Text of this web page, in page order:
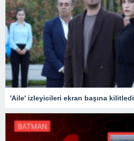
'Aile' izleyicileri ekran başına kilitledi